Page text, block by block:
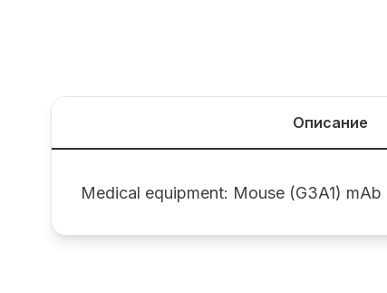
Описание
Medical equipment: Mouse (G3A1)